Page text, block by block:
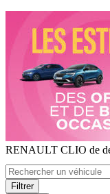
RENAULT CLIO de
Filtrer